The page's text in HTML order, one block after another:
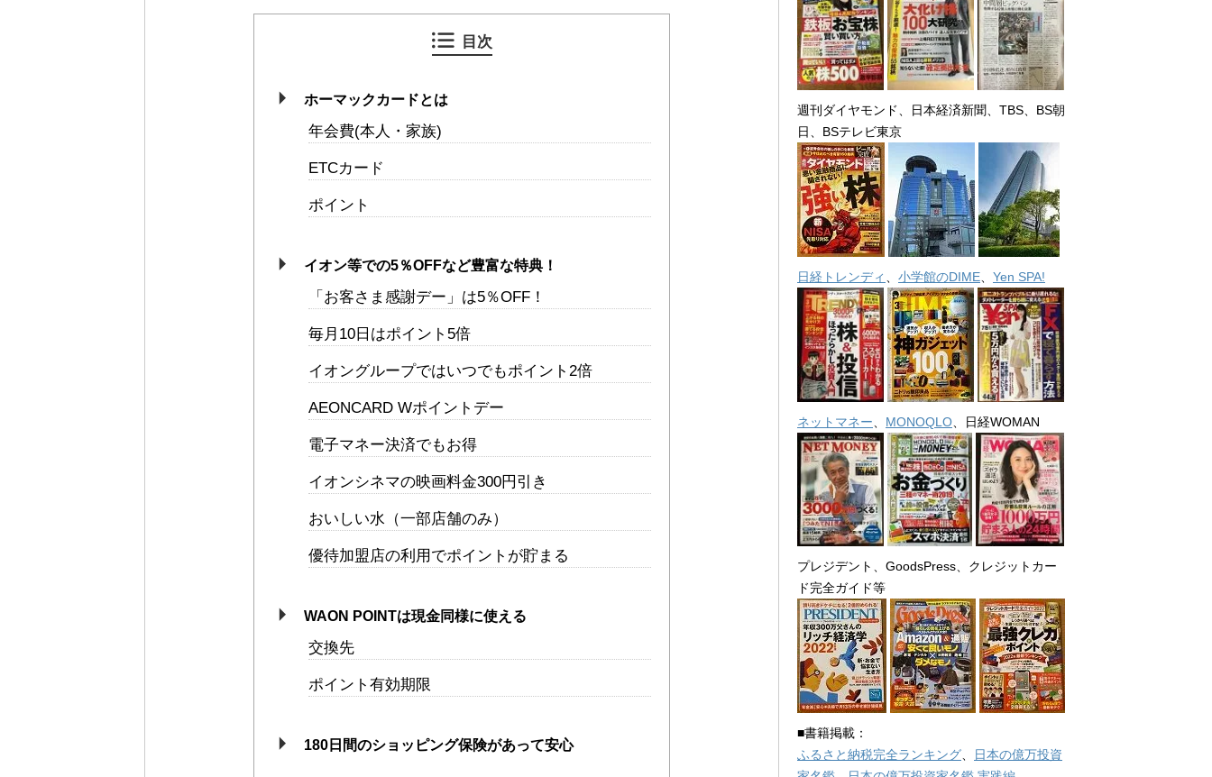
目次
ホーマックカードとは
年会費(本人・家族)
ETCカード
ポイント
イオン等での5％OFFなど豊富な特典！
「お客さま感謝デー」は5％OFF！
毎月10日はポイント5倍
イオングループではいつでもポイント2倍
AEONCARD Wポイントデー
電子マネー決済でもお得
イオンシネマの映画料金300円引き
おいしい水（一部店舗のみ）
優待加盟店の利用でポイントが貯まる
WAON POINTは現金同様に使える
交換先
ポイント有効期限
180日間のショッピング保険があって安心
週刊ダイヤモンド、日本経済新聞、TBS、BS朝
日、BSテレビ東京
日経トレンディ 小学館のDIME Yen SPA!
ネットマネー MONOQLO 、日経WOMAN
プレジデント、GoodsPress、クレジットカー
ド完全ガイド等
■書籍掲載：
ふるさと納税完全ランキング、
日本の億万投資